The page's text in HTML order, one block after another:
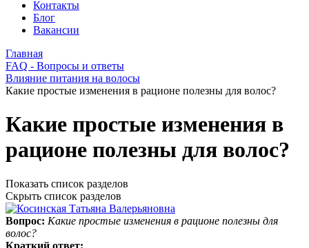
Контакты
Блог
Вакансии
Главная
FAQ - Вопросы и ответы
Влияние питания на волосы
Какие простые изменения в рационе полезны для волос?
Какие простые изменения в
рационе полезны для волос?
Показать список разделов
Скрыть список разделов
Вопрос: Какие простые изменения в рационе полезны для
волос?
Краткий ответ: